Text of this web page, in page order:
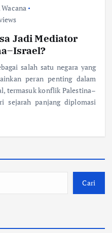
Wacana
Jadi Mediator
salah satu negara yang
peran penting dalam
termasuk konflik Palestina–
sejarah panjang diplomasi
Cari